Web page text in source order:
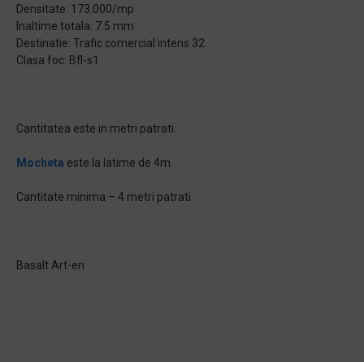
Densitate: 173.000/mp
Inaltime totala: 7.5 mm
Destinatie: Trafic comercial intens 32
Clasa foc: Bfl-s1
Cantitatea este in metri patrati.
Mocheta este la latime de 4m.
Cantitate minima – 4 metri patrati.
Basalt Art-en